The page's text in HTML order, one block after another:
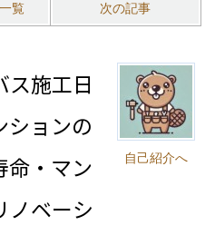
一覧 次の記事
自己紹介へ
施工日
ションの
命・マン
ノベーシ